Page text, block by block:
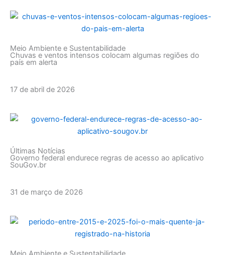
Meio Ambiente e Sustentabilidade
Chuvas e ventos intensos colocam algumas regiões do
país em alerta
17 de abril de 2026
Últimas Notícias
Governo federal endurece regras de acesso ao aplicativo
SouGov.br
31 de março de 2026